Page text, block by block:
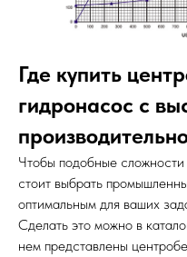
Где купить
гидронасос с
Чтобы подобные
стоит выбрать
оптимальным для ваших
Сделать это можно в
нем представлены